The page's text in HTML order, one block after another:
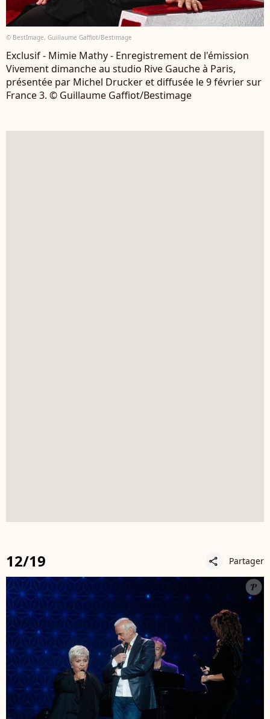
© BestImage, Guillaume Gaffiot/Bestimage
Exclusif - Mimie Mathy - Enregistrement de l'émission
Vivement dimanche au studio Rive Gauche à Paris,
présentée par Michel Drucker et diffusée le 9 février sur
France 3. © Guillaume Gaffiot/Bestimage
12/19 share Partager